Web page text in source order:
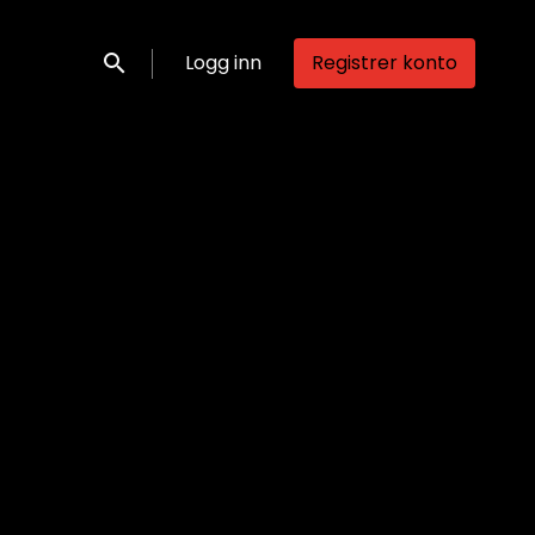
Søk Logg inn Registrer konto